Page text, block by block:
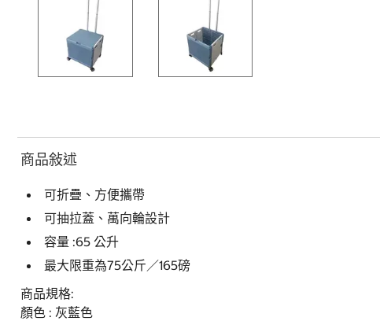
商品敍述
可折疊、方便攜帶
可抽拉蓋、萬向輪設計
容量 :65 公升
最大限重為75公斤／165磅
商品規格:
顏色 : 灰藍色